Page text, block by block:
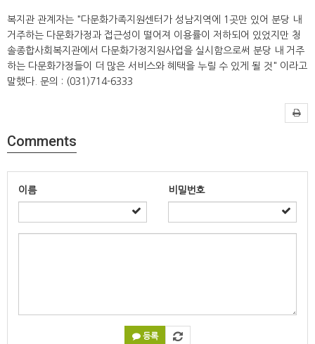
복지관 관계자는 "다문화가족지원센터가 성남지역에 1곳만 있어 분당 내
거주하는 다문화가정과 접근성이 떨어져 이용률이 저하되어 있었지만 청
솔종합사회복지관에서 다문화가정지원사업을 실시함으로써 분당 내 거주
하는 다문화가정들이 더 많은 서비스와 혜택을 누릴 수 있게 될 것" 이라고
말했다. 문의 : (031)714-6333
Comments
이름 비밀번호
등록